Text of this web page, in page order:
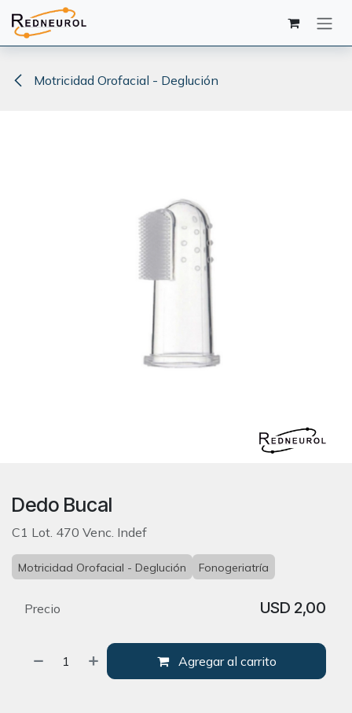
Ir al contenido
Motricidad Orofacial - Deglución
Dedo Bucal
C1 Lot. 470 Venc. Indef
Motricidad Orofacial - Deglución Fonogeriatría
Agregar al carrito
Precio USD 2,00